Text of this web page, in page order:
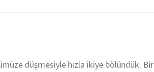
düşmesiyle hızla ikiye bölündük. Bir